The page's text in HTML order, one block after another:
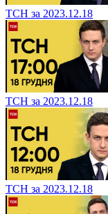
ТСН за 2023.12.18
ТСН за 2023.12.18
ТСН за 2023.12.18